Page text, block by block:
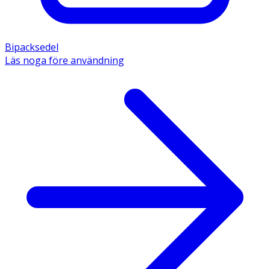
Bipacksedel
Läs noga före användning